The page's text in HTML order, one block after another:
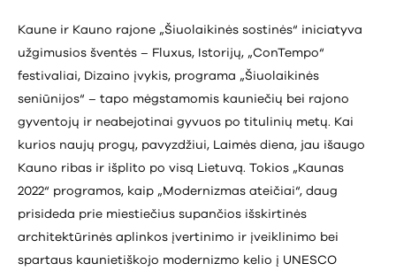
Kaune ir Kauno rajone „Šiuolaikinės sostinės“ iniciatyva
užgimusios šventės – Fluxus, Istorijų, „ConTempo“
festivaliai, Dizaino įvykis, programa „Šiuolaikinės
seniūnijos“ – tapo mėgstamomis kauniečių bei rajono
gyventojų ir neabejotinai gyvuos po titulinių metų. Kai
kurios naujų progų, pavyzdžiui, Laimės diena, jau išaugo
Kauno ribas ir išplito po visą Lietuvą. Tokios „Kaunas
2022“ programos, kaip „Modernizmas ateičiai“, daug
prisideda prie miestiečius supančios išskirtinės
architektūrinės aplinkos įvertinimo ir įveiklinimo bei
spartaus kaunietiškojo modernizmo kelio į UNESCO